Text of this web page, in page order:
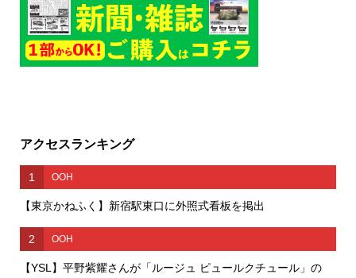
アクセスランキング
1 OOH
【東京かねふく】新宿駅東口に外照式看板を掲出
2 OOH
【YSL】平野紫耀さんが「ルージュ ピュールクチュール」の